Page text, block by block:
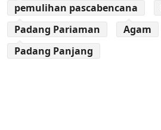
pemulihan pascabencana
Padang Pariaman
Agam
Padang Panjang